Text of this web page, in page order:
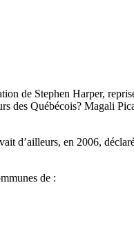
de Stephen Harper,
des Québécois? Magali
d’ailleurs, en 2006,
de :